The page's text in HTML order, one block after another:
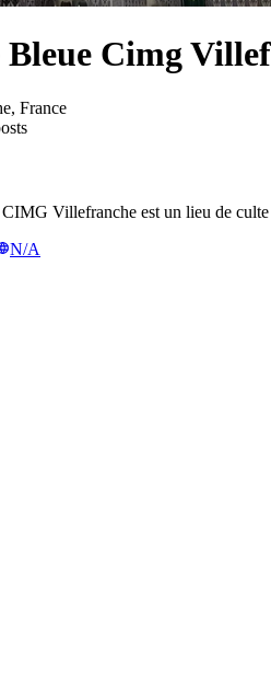
Bleue Cimg
France
Villefranche est un lieu de
N/A